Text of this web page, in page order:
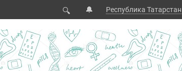
🔍 🔔 Республика Татарстан